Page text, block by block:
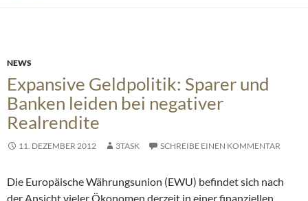
NEWS
Expansive Geldpolitik: Sparer und
Banken leiden bei negativer
Realrendite
11. DEZEMBER 2012 3TASK SCHREIBE EINEN KOMMENTAR
Die Europäische Währungsunion (EWU) befindet sich nach
der Ansicht vieler Ökonomen derzeit in einer finanziellen